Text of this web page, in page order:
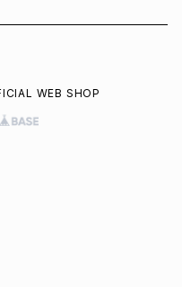
WEB SHOP